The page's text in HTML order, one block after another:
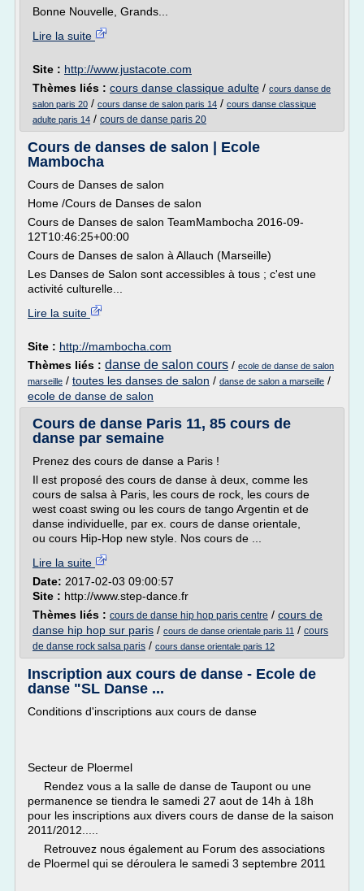
Bonne Nouvelle, Grands...
Lire la suite
Site : http://www.justacote.com
Thèmes liés : cours danse classique adulte / cours danse de
salon paris 20 / cours danse de salon paris 14 / cours danse classique
adulte paris 14 / cours de danse paris 20
Cours de danses de salon | Ecole
Mambocha
Cours de Danses de salon
Home /Cours de Danses de salon
Cours de Danses de salon TeamMambocha 2016-09-
12T10:46:25+00:00
Cours de Danses de salon à Allauch (Marseille)
Les Danses de Salon sont accessibles à tous ; c'est une
activité culturelle...
Lire la suite
Site : http://mambocha.com
Thèmes liés : danse de salon cours / ecole de danse de salon
marseille / toutes les danses de salon / danse de salon a marseille /
ecole de danse de salon
Cours de danse Paris 11, 85 cours de
danse par semaine
Prenez des cours de danse a Paris !
Il est proposé des cours de danse à deux, comme les
cours de salsa à Paris, les cours de rock, les cours de
west coast swing ou les cours de tango Argentin et de
danse individuelle, par ex. cours de danse orientale,
ou cours Hip-Hop new style. Nos cours de ...
Lire la suite
Date: 2017-02-03 09:00:57
Site : http://www.step-dance.fr
Thèmes liés : cours de danse hip hop paris centre / cours de
danse hip hop sur paris / cours de danse orientale paris 11 / cours
de danse rock salsa paris / cours danse orientale paris 12
Inscription aux cours de danse - Ecole de
danse "SL Danse ...
Conditions d'inscriptions aux cours de danse
Secteur de Ploermel
Rendez vous a la salle de danse de Taupont ou une
permanence se tiendra le samedi 27 aout de 14h à 18h
pour les inscriptions aux divers cours de danse de la saison
2011/2012.....
Retrouvez nous également au Forum des associations
de Ploermel qui se déroulera le samedi 3 septembre 2011